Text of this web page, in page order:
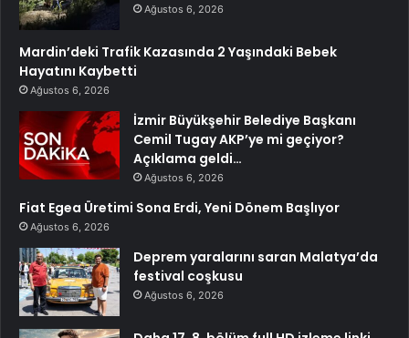
Ağustos 6, 2026
Mardin’deki Trafik Kazasında 2 Yaşındaki Bebek
Hayatını Kaybetti
Ağustos 6, 2026
İzmir Büyükşehir Belediye Başkanı
Cemil Tugay AKP’ye mi geçiyor?
Açıklama geldi…
Ağustos 6, 2026
Fiat Egea Üretimi Sona Erdi, Yeni Dönem Başlıyor
Ağustos 6, 2026
Deprem yaralarını saran Malatya’da
festival coşkusu
Ağustos 6, 2026